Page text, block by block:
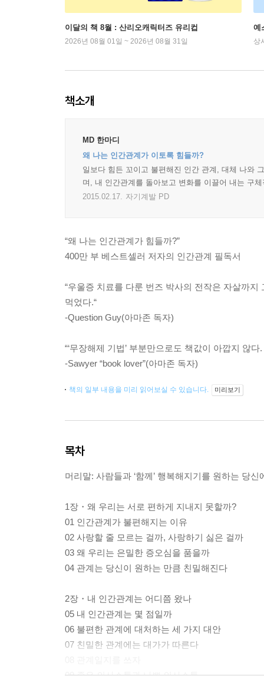
이달의 책 8월 : 산리오캐릭터즈 유리컵
2026년 08월 01일 ~ 2026년 08월 31일
예
상
책소개
MD 한마디
왜 나는 인간관계가 이토록 힘들까?
일보다 힘든 꼬이고 불편해진 인간 관계, 대체 나와
며, 내 인간관계를 돌아보고 변화를 이끌어 내는 구
2015.02.17. 자기계발 PD
“왜 나는 인간관계가 힘들까?”
400만 부 베스트셀러 저자의 인간관계 필독서
“우울증 치료를 다룬 번즈 박사의 전작은 자살까
먹었다.“
-Question Guy(아마존 독자)
“‘무장해제 기법’ 부분만으로도 책값이 아깝지 않
-Sawyer “book lover”(아마존 독자)
책의 일부 내용을 미리 읽어보실 수 있습니다. 미리보기
목차
머리말: 사람들과 ‘함께’ 행복해지기를 원하는 당신
1장・왜 우리는 서로 편하게 지내지 못할까?
01 인간관계가 불편해지는 이유
02 사랑할 줄 모르는 걸까, 사랑하기 싫은 걸까
03 왜 우리는 은밀한 증오심을 품을까
04 관계는 당신이 원하는 만큼 친밀해진다
2장・내 인간관계는 어디쯤 왔나
05 내 인간관계는 몇 점일까
06 불편한 관계에 대처하는 세 가지 대안
07 친밀한 관계에는 대가가 따른다